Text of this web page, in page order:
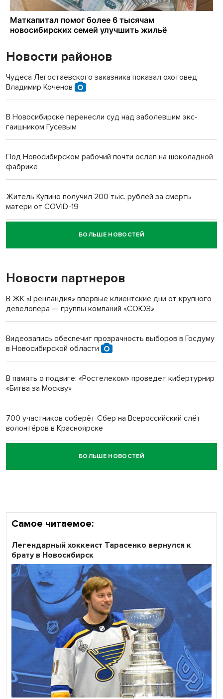
Новости районов
Чудеса Легостаевского заказника показал охотовед
Владимир Коченов
В Новосибирске перенесли суд над заболевшим экс-
гаишником Гусевым
Под Новосибирском рабочий почти ослеп на шоколадной
фабрике
Житель Купино получил 200 тыс. рублей за смерть
матери от COVID-19
Новосибирский суд наказал водителя за смерть
пенсионерки на вокзале
«Мы живём на пастбище!»: в новосибирском селе лошади
терроризируют жителей
Инвалид получил условный срок за избиение врачей
Новосибирский преподаватель с женой вошли в топ-16
Обновлённое отделение ВТБ открылось в Искитиме
БОЛЬШЕ НОВОСТЕЙ
Новости партнеров
В ЖК «Гренландия» впервые клиентские дни от крупного
девелопера — группы компаний «СОЮЗ»
Видеозапись обеспечит прозрачность выборов в Госдуму
в Новосибирской области
В память о подвиге: «Ростелеком» проведет кибертурнир
«Битва за Москву»
700 участников соберёт Сбер на Всероссийский слёт
волонтёров в Красноярске
Честный выбор: видеонаблюдение обеспечит
объективность результатов ЕДГ в Новосибирской
БОЛЬШЕ НОВОСТЕЙ
Самое читаемое:
Легендарный хоккеист Тарасенко вернулся к
брату в Новосибирск